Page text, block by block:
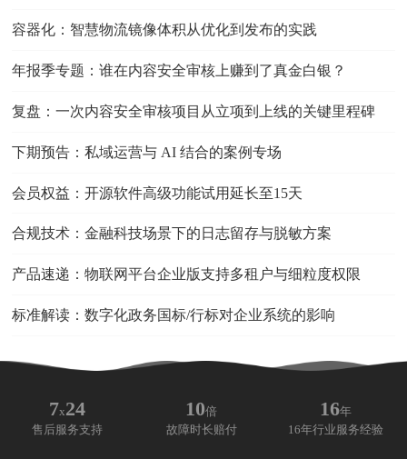
容器化：智慧物流镜像体积从优化到发布的实践
年报季专题：谁在内容安全审核上赚到了真金白银？
复盘：一次内容安全审核项目从立项到上线的关键里程碑
下期预告：私域运营与 AI 结合的案例专场
会员权益：开源软件高级功能试用延长至15天
合规技术：金融科技场景下的日志留存与脱敏方案
产品速递：物联网平台企业版支持多租户与细粒度权限
标准解读：数字化政务国标/行标对企业系统的影响
7x24
售后服务支持
10倍
故障时长赔付
16年
16年行业服务经验